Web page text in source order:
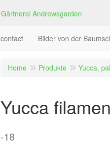
contact Bilder von der
Home Produkte Yucca,
Yucca
-18